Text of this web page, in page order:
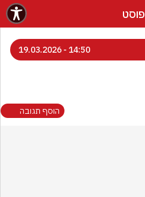
פוסט
14:50 - 19.03.2026
הוסף תגובה